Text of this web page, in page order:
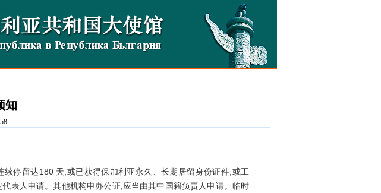
知
停留达180 天,或已获得保加利亚永久、长期居留身份证件,或工
表人申请。其他机构申办公证,应当由其中国籍负责人申请。临时